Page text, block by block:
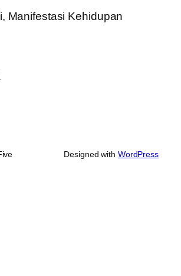
Manifestasi Kehidupan
Designed with WordPress